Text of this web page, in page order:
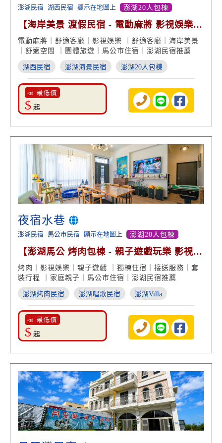
澎湖民宿 湖西民宿 顯示在地圖上 澎湖20人包棟
【海岸美景 渡假民宿 - 電動麻將 影視娛樂
海景包棟】
電動麻將｜舒適客廳｜影視娛樂 ｜舒適客廳｜海岸美景
｜舒適空間 ｜團體旅遊｜馬公市住宿｜澎湖民宿推薦
湖西民宿 澎湖海景民宿 澎湖20人包棟
📣 最低價
$ 起
夜宿水巷
澎湖民宿 馬公市民宿 顯示在地圖上 澎湖20人包棟
【澎湖馬公 烤肉包棟 - 親子遊戲玩樂 影視娛
樂享受】
烤肉｜影視娛樂｜親子遊戲 ｜獨棟住宿｜接送服務｜套
裝行程 ｜家庭親子｜馬公市住宿｜澎湖民宿推薦
澎湖烤肉民宿 澎湖唱歌民宿 澎湖Villa
📣 最低價
$ 起